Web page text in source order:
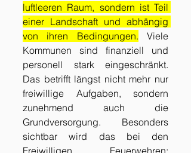
luftleeren Raum, sondern ist Teil
einer Landschaft und abhängig
von ihren Bedingungen. Viele
Kommunen sind finanziell und
personell stark eingeschränkt.
Das betrifft längst nicht mehr nur
freiwillige Aufgaben, sondern
zunehmend auch die
Grundversorgung. Besonders
sichtbar wird das bei den